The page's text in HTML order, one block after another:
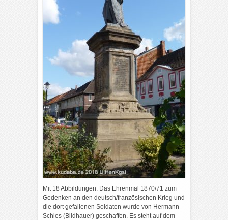
Mit 18 Abbildungen: Das Ehrenmal 1870/71 zum
Gedenken an den deutsch/französischen Krieg und
die dort gefallenen Soldaten wurde von Hermann
Schies (Bildhauer) geschaffen. Es steht auf dem